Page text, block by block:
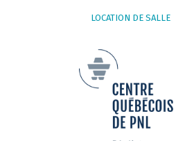
LOCATION DE SALLE